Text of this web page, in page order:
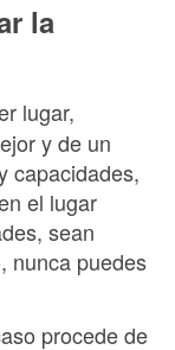
la
lugar,
y de un
capacidades,
el lugar
sean
nunca puedes
procede de